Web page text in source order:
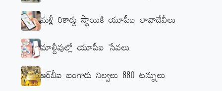
మళ్లీ రికార్డు స్థాయికి యూపీఐ లావాదేవీలు
మాల్దీవుల్లో యూపీఐ సేవలు
ఆర్‌బీఐ బంగారు నిల్వలు 880 టన్నులు